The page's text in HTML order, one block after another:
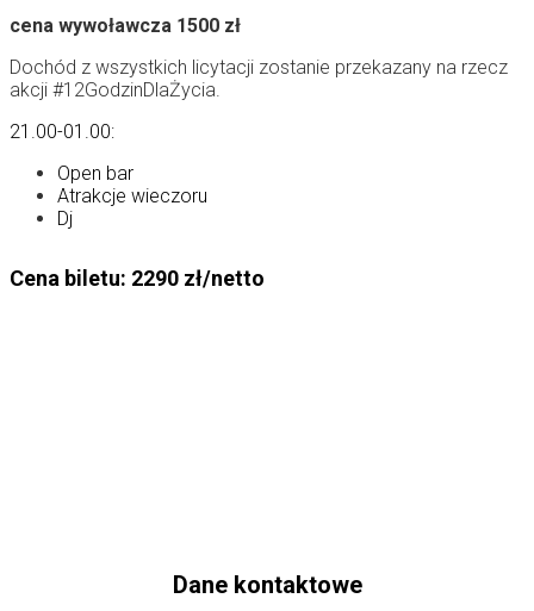
cena wywoławcza 1500 zł
Dochód z wszystkich licytacji zostanie przekazany na rzecz
akcji #12GodzinDlaŻycia.
21.00-01.00:
Open bar
Atrakcje wieczoru
Dj
Cena biletu: 2290 zł/netto
Dane kontaktowe